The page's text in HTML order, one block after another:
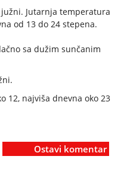
Jutarnja temperatura
od 13 do 24 stepena.
sa dužim sunčanim
12, najviša dnevna oko 23
Ostavi komentar